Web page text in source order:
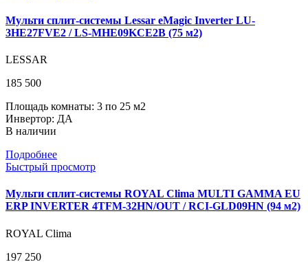
Мульти сплит-системы Lessar eMagic Inverter LU-
3HE27FVE2 / LS-MHE09KCE2B (75 м2)
LESSAR
185 500
Площадь комнаты: 3 по 25 м2
Инвертор: ДА
В наличии
Подробнее
Быстрый просмотр
Мульти сплит-системы ROYAL Clima MULTI GAMMA EU
ERP INVERTER 4TFM-32HN/OUT / RCI-GLD09HN (94 м2)
ROYAL Clima
197 250